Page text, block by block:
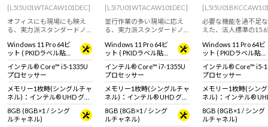
[L5I5U01WTACAW101DEC]
オフィスにも現場にも映え
る、実力派スタンダードノ
Windows 11 Pro 64ビ
ット ( PKIDラベル貼付
対応 )
インテル® Core™ i5-1335U
プロセッサー
メモリー1枚時(シングルチャ
ネル)：インテル® UHD グラ
フィックス メモリー2枚時
(デュアルチャネル)：インテ
ル® Iris® Xe グラフィック
8GB (8GB×1 / シング
ルチャネル)
[L5I7U01WTACAW101DEC]
並行作業の多い現場に応え
る、実力派スタンダードノ
Windows 11 Pro 64ビ
ット ( PKIDラベル貼付
対応 )
インテル® Core™ i7-1355U
プロセッサー
メモリー1枚時(シングルチャ
ネル)：インテル® UHD グラ
フィックス メモリー2枚時
(デュアルチャネル)：インテ
ル® Iris® Xe グラフィック
8GB (8GB×1 / シング
ルチャネル)
必要な機能を過不足
えた、法人標準の
Windows 11 Pro 64ビ
ット ( PKIDラベル貼付
対応 )
インテル® Core™ i5-
プロセッサー
メモリー1枚時(シン
ネル)：インテル®
フィックス
メモリー2枚時(デュ
ネル)：インテル®
8GB (8GB×1 / シング
ルチャネル)